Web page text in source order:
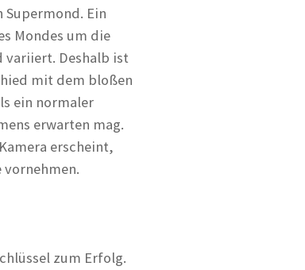
Ein
Mondes um die
variiert. Deshalb ist
mit dem bloßen
ein normaler
erwarten mag.
erscheint,
vornehmen.
zum Erfolg.